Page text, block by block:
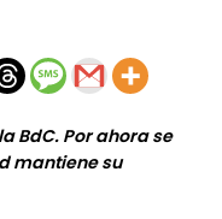
BdC. Por ahora se
mantiene su